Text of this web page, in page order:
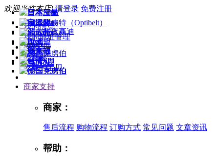
欢迎光临本店! 请登录 免费注册
我的信息
我的地址管理
购物车
收藏夹
收藏的宝贝
商家支持
商家：
售后流程 购物流程 订购方式 常见问题 文章资讯
帮助：